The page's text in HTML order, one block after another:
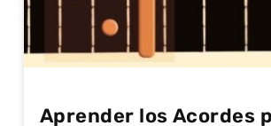
Aprender los Acordes